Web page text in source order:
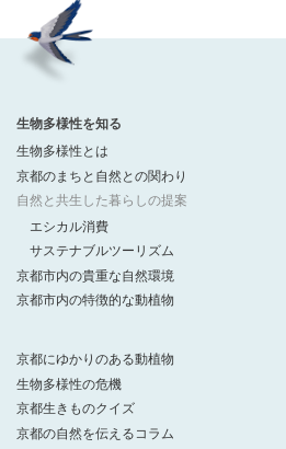
生物多様性を知る
生物多様性とは
京都のまちと自然との関わり
自然と共生した暮らしの提案
エシカル消費
サステナブルツーリズム
京都市内の貴重な自然環境
京都市内の特徴的な動植物
京都にゆかりのある動植物
生物多様性の危機
京都生きものクイズ
京都の自然を伝えるコラム